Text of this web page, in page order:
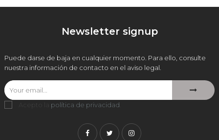
Newsletter signup
Puede darse de baja en cualquier momento. Para ello, consulte
nuestra información de contacto en el aviso legal.
Acepto la política de privacidad
FacebookTwitterInstagram